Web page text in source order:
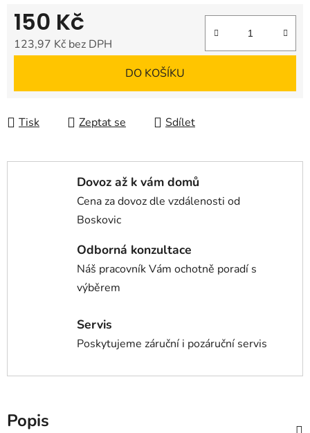
150 Kč
123,97 Kč bez DPH
DO KOŠÍKU
Tisk Zeptat se Sdílet
Dovoz až k vám domů
Cena za dovoz dle vzdálenosti od
Boskovic
Odborná konzultace
Náš pracovník Vám ochotně poradí s
výběrem
Servis
Poskytujeme záruční i pozáruční servis
Popis